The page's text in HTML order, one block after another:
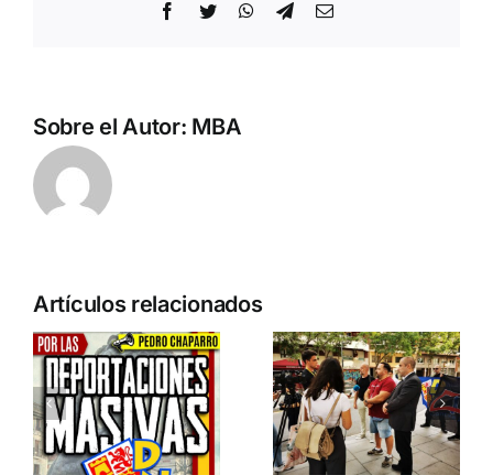
Facebook
Twitter WhatsApp
TelegramCorreo
Sobre el Autor: MBA
Artículos relacionados
Acto en
Barcelona:
España y
Serbia
contra el
separatismo
acto DN
contra la
invasión
migratoria
y el gran